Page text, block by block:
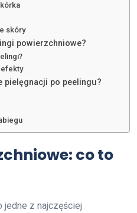
skóry
powierzchniowe?
efekty
pielęgnacji po peelingu?
co to
jedne z najczęściej